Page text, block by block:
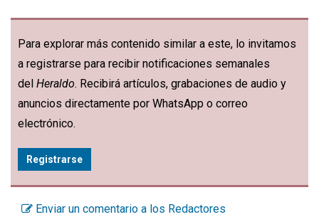
Para explorar más contenido similar a este, lo invitamos
a registrarse para recibir notificaciones semanales
del Heraldo. Recibirá artículos, grabaciones de audio y
anuncios directamente por WhatsApp o correo
electrónico.
Registrarse
Enviar un comentario a los Redactores